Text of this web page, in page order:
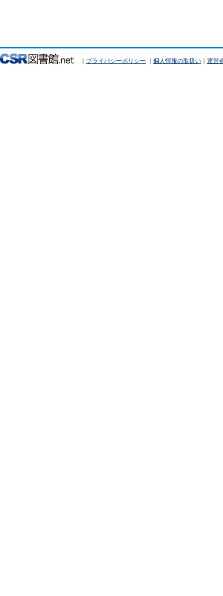
｜ プライバシーポリシー ｜ 個人情報の取扱い ｜ 運営